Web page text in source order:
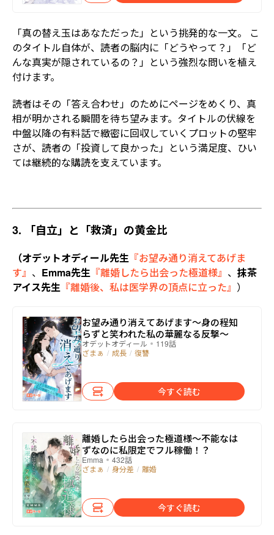
「真の替え玉はあなただった」という挑発的な一文。 こ
のタイトル自体が、読者の脳内に「どうやって？」「ど
んな真実が隠されているの？」という強烈な問いを植え
付けます。
読者はその「答え合わせ」のためにページをめくり、真
相が明かされる瞬間を待ち望みます。タイトルの伏線を
中盤以降の有料話で緻密に回収していくプロットの堅牢
さが、読者の「投資して良かった」という満足度、ひい
ては継続的な購読を支えています。
3. 「自立」と「救済」の黄金比
（オデットオディール先生 『お望み通り消えてあげま
す』 、 Emma先生 『離婚したら出会った極道様』 、 抹茶
アイス先生 『離婚後、私は医学界の頂点に立った』 ）
お望み通り消えてあげます～身の程知
らずと笑われた私の華麗なる反撃～
オデットオディール
119話
ざまぁ / 成長 / 復讐
今すぐ読む
離婚したら出会った極道様～不能なは
ずなのに私限定でフル稼働！？
Emma
432話
ざまぁ / 身分差 / 離婚
今すぐ読む